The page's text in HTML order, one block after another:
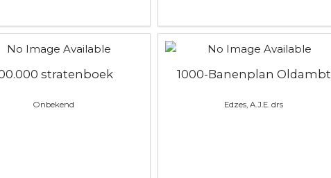
stratenboek
Onbekend
1000-Banenplan Oldambt
Edzes, A.J.E. drs